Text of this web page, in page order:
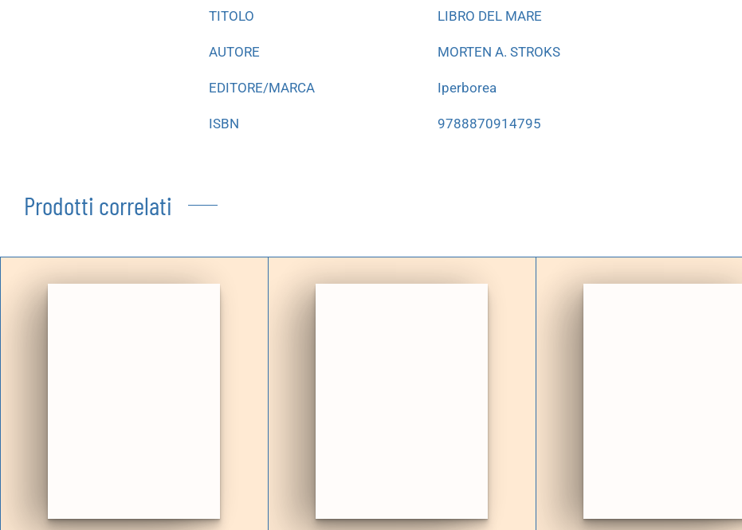
TITOLO LIBRO DEL MARE
AUTORE MORTEN A. STROKS
EDITORE/MARCA Iperborea
ISBN 9788870914795
Prodotti correlati